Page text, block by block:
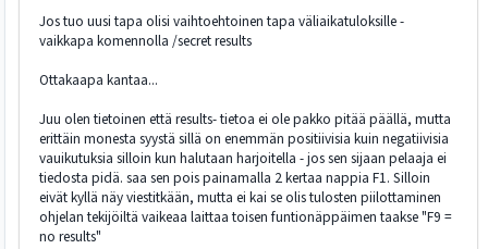
Jos tuo uusi tapa olisi vaihtoehtoinen tapa väliaikatuloksille -
vaikkapa komennolla /secret results
Ottakaapa kantaa...
Juu olen tietoinen että results- tietoa ei ole pakko pitää päällä, mutta
erittäin monesta syystä sillä on enemmän positiivisia kuin negatiivisia
vauikutuksia silloin kun halutaan harjoitella - jos sen sijaan pelaaja ei
tiedosta pidä. saa sen pois painamalla 2 kertaa nappia F1. Silloin
eivät kyllä näy viestitkään, mutta ei kai se olis tulosten piilottaminen
ohjelan tekijöiltä vaikeaa laittaa toisen funtionäppäimen taakse "F9 =
no results"